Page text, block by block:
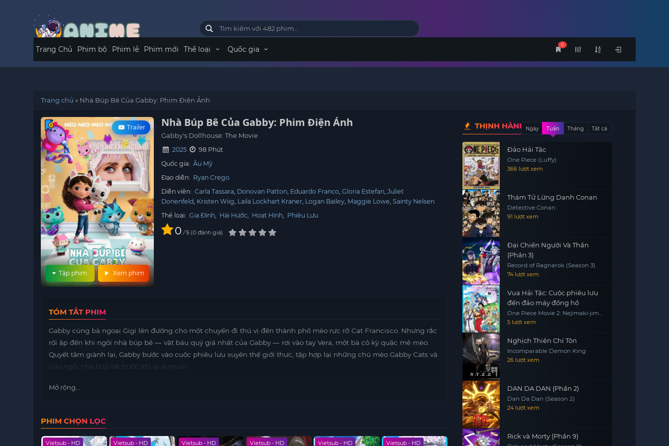
0
Trang Chủ Phim bộ Phim lẻ Phim mới Thể loại Quốc gia
Trang chủ » Nhà Búp Bê Của Gabby: Phim Điện Ảnh
Trailer
Xem phim
Tập phim
Nhà Búp Bê Của Gabby: Phim Điện Ảnh
Gabby's Dollhouse: The Movie
2025
98 Phút
Quốc gia: Âu Mỹ
Đạo diễn: Ryan Crego
Diễn viên: Carla Tassara Donovan Patton Eduardo Franco Gloria Estefan Juliet
Donenfeld Kristen Wiig Laila Lockhart Kraner Logan Bailey Maggie Lowe Sainty Nelsen
Thể loại: Gia Đình, Hài Hước, Hoạt Hình, Phiêu Lưu
0 / 5 0 đánh giá
TÓM TẮT PHIM
Gabby cùng bà ngoại Gigi lên đường cho một chuyến đi thú vị đến thành phố mèo rực rỡ Cat Francisco. Nhưng rắc
rối ập đến khi ngôi nhà búp bê — vật báu quý giá nhất của Gabby — rơi vào tay Vera, một bà cô kỳ quặc mê mèo.
Quyết tâm giành lại, Gabby bước vào cuộc phiêu lưu xuyên thế giới thực, tập hợp lại những chú mèo Gabby Cats và
cứu ngôi nhà búp bê trước khi quá muộn.
Mở rộng...
PHIM CHỌN LỌC
Vietsub - HD Vietsub - HD Vietsub - HD Vietsub - HD Vietsub - HD Vietsub - HD Vietsub - HD
THỊNH HÀNHNgày Tuần Tháng Tất cả
Đảo Hải Tặc
One Piece (Luffy)
366 lượt xem
Thám Tử Lừng Danh Conan
Detective Conan
91 lượt xem
Đại Chiến Người Và Thần
(Phần 3)
Record of Ragnarok (Season 3)
74 lượt xem
Vua Hải Tặc: Cuộc phiêu lưu
đến đảo máy đồng hồ
One Piece Movie 2: Nejimaki-jima
no Daibouken, One Piece:
Nejimakijima no Bouken, One
5 lượt xem
Nghịch Thiên Chí Tôn
Incomparable Demon King
26 lượt xem
DAN DA DAN (Phần 2)
Dan Da Dan (Season 2)
24 lượt xem
Rick và Morty (Phần 9)